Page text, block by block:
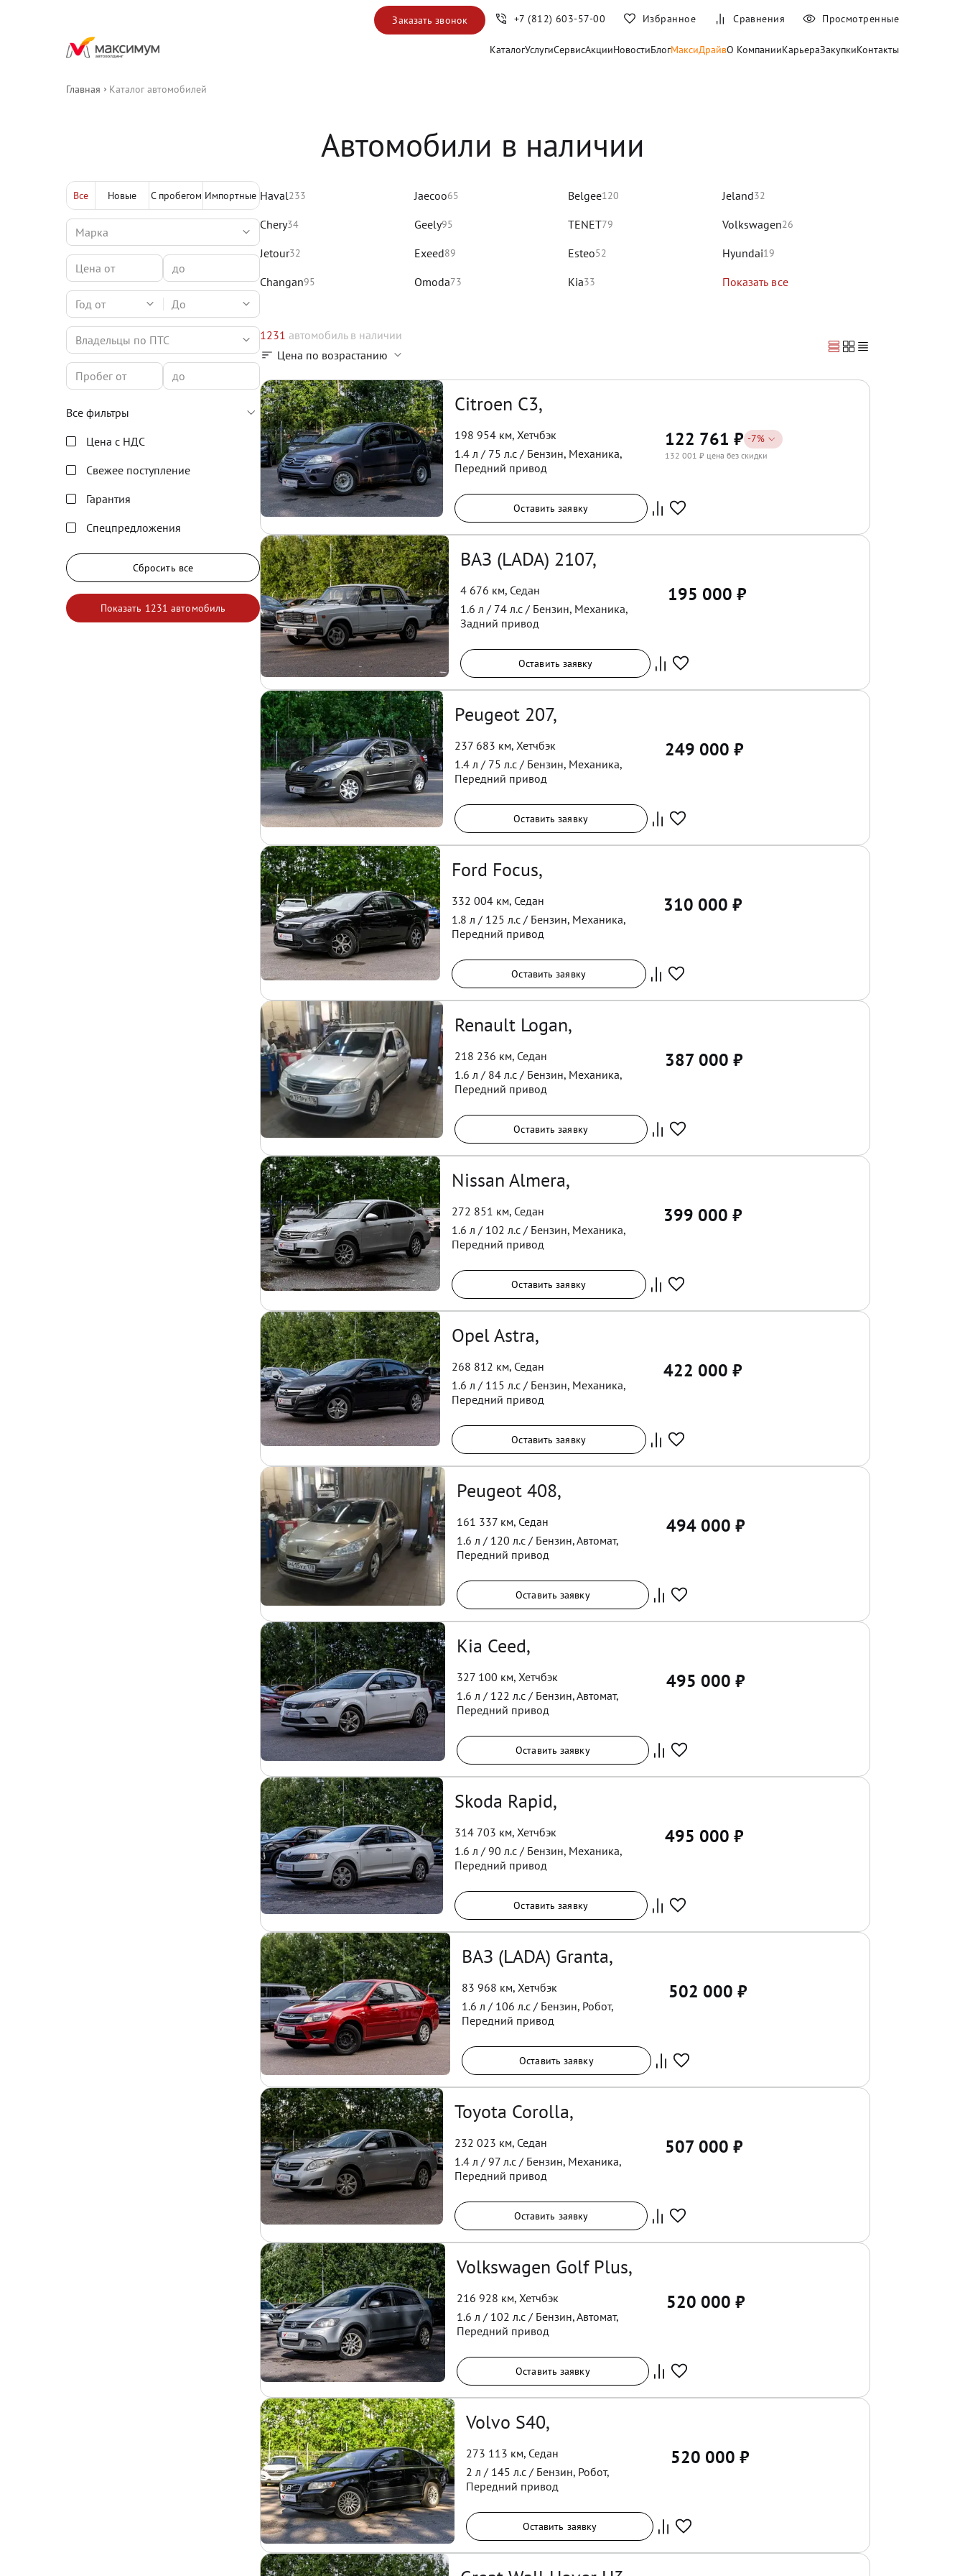
КаталогУслугиСервисАкцииНовостиБлогМаксиДрайвО КомпанииКарьераЗакупкиКонтакты
Заказать звонок +7 (812) 603-57-00 Избранное Сравнения Просмотренные
Главная Каталог автомобилей
Автомобили в наличии
Все Новые С пробегом Импортные
Год от До
Владельцы по ПТС
Все фильтры
Цена с НДС
Свежее поступление
Гарантия
Спецпредложения
Сбросить все
Показать 1231 автомобиль
Haval233
Chery34
Jetour32
Changan95
Jaecoo65
Geely95
Exeed89
Omoda73
Belgee120
TENET79
Esteo52
Kia33
Jeland32
Volkswagen26
Hyundai19
Показать все
1231 автомобильв наличии
Цена по возрастанию
Citroen C3,
198 954 км, Хетчбэк
1.4л / 75 л.с / Бензин, Механика,
Передний привод
122 761 ₽ -7%
132 001 ₽ цена без скидки
Оставить заявку
ВАЗ (LADA) 2107,
4 676 км, Седан
1.6 л / 74 л.с / Бензин, Механика,
Задний привод
195 000 ₽
Оставить заявку
Peugeot 207,
237 683 км, Хетчбэк
1.4л / 75 л.с / Бензин, Механика,
Передний привод
249 000 ₽
Оставить заявку
Ford Focus,
332 004 км, Седан
1.8 л / 125 л.с / Бензин, Механика,
Передний привод
310 000 ₽
Оставить заявку
Renault Logan,
218 236 км, Седан
1.6 л / 84л.с / Бензин, Механика,
Передний привод
387 000 ₽
Оставить заявку
Nissan Almera,
272 851 км, Седан
1.6 л / 102 л.с / Бензин, Механика,
Передний привод
399 000 ₽
Оставить заявку
Opel Astra,
268 812 км, Седан
1.6 л / 115 л.с / Бензин, Механика,
Передний привод
422 000 ₽
Оставить заявку
Peugeot 408,
161 337 км, Седан
1.6 л / 120 л.с / Бензин,Автомат,
Передний привод
494 000 ₽
Оставить заявку
Kia Ceed,
327 100 км,Хетчбэк
1.6 л / 122 л.с / Бензин,Автомат,
Передний привод
495 000 ₽
Оставить заявку
Skoda Rapid,
314 703 км, Хетчбэк
1.6 л / 90 л.с / Бензин, Механика,
Передний привод
495 000 ₽
Оставить заявку
ВАЗ (LADA) Granta,
83 968 км, Хетчбэк
1.6 л / 106 л.с / Бензин, Робот,
Передний привод
502 000 ₽
Оставить заявку
Toyota Corolla,
232 023 км, Седан
1.4л / 97л.с / Бензин, Механика,
Передний привод
507 000 ₽
Оставить заявку
Volkswagen Golf Plus,
216 928 км,Хетчбэк
1.6 л / 102 л.с / Бензин,Автомат,
Передний привод
520 000 ₽
Оставить заявку
Volvo S40,
273 113 км, Седан
2 л / 145 л.с / Бензин, Робот,
Передний привод
520 000 ₽
Оставить заявку